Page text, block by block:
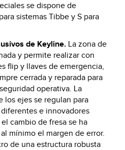
se dispone de
sistemas Tibbe y S para
de Keyline. La zona de
y permite realizar con
flip y llaves de emergencia,
cerrada y reparada para
operativa. La
los ejes se regulan para
e innovadores
cambio de fresa se ha
mínimo el margen de error.
de una estructura robusta